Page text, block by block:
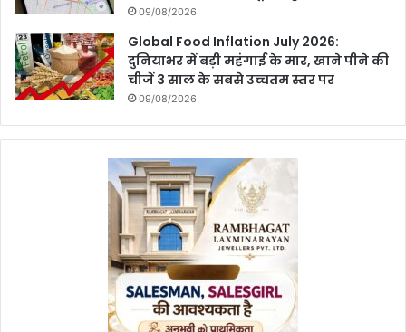
09/08/2026
Global Food Inflation July 2026:
दुनियाभर में बड़ी महंगाई के मार, खाने पीने की
चीजें 3 साल के सबसे उच्चतम स्तर पर
09/08/2026